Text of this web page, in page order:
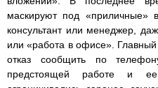
маскируют под «приличные»
консультант или менеджер,
или «работа в офисе».
отказ сообщить по
предстоящей работе и